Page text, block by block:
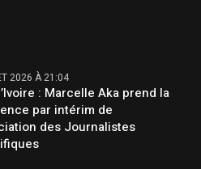
2026 À 21:04
: Marcelle Aka prend la
par intérim de
des Journalistes